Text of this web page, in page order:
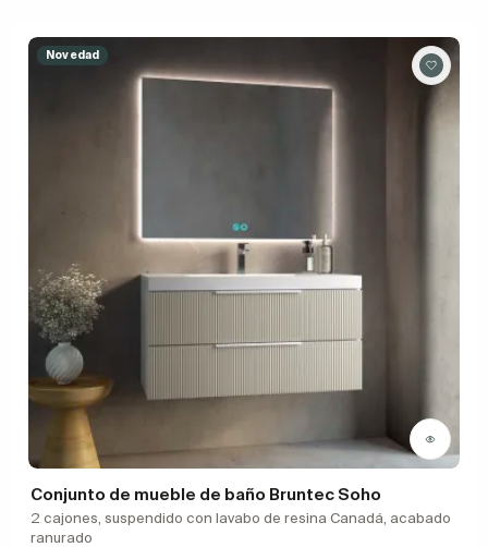
Novedad
Conjunto de mueble de baño Bruntec Soho
2 cajones, suspendido con lavabo de resina Canadá, acabado
ranurado